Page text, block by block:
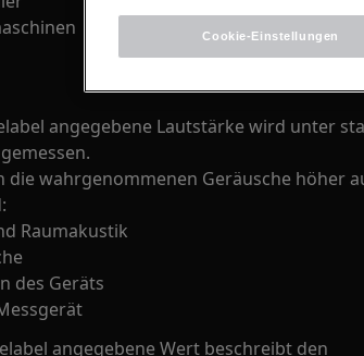
angegebene Lautstärke wird unter
die wahrgenommenen Geräusche höher
Raumakustik
des Geräts
angegebene Wert beschreibt den
Cookie-Einstellungen